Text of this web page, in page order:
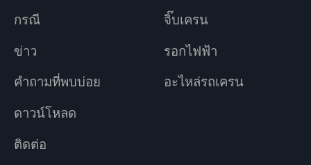
กรณี
ข่าว
คำถามที่พบบ่อย
ดาวน์โหลด
ติดต่อ
จิ๊บเครน
รอกไฟฟ้า
อะไหล่รถเครน